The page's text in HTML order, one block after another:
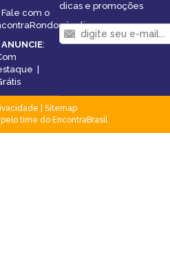
Fale com o
ANUNCIE:
dicas e promoções
Sitemap
pelo time do EncontraBrasil